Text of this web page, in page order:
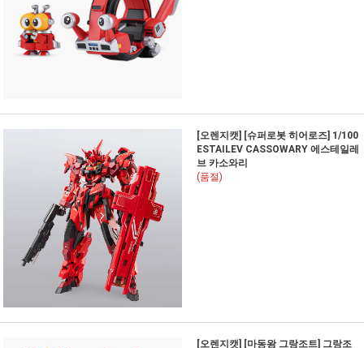
[오렌지캣] [슈퍼로봇 히어로즈] 1/100
ESTAILEV CASSOWARY 에스테일레
브 카소와리
(품절)
[오렌지캣] [마동왕 그랑조트] 그랑조